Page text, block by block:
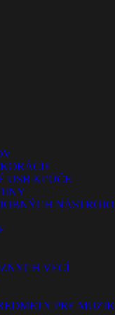
USB KĽÚČE
VECÍ
PRE